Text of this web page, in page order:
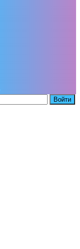
Войти